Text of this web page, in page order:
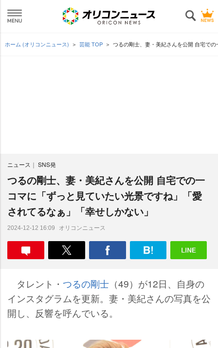
ホーム (オリコンニュース) 芸能 TOP つるの剛士、妻・美紀さんを公開 自宅で
ニュース SNS発
つるの剛士、妻・美紀さんを公開 自宅での一
コマに「ずっと見ていたい光景ですね」「愛
されてるなぁ」「幸せしかない」
2024-12-12 16:09 オリコンニュース
タレント・ つるの剛士 （49）が12日、自身の
インスタグラムを更新。妻・美紀さんの写真を公
開し、反響を呼んでいる。